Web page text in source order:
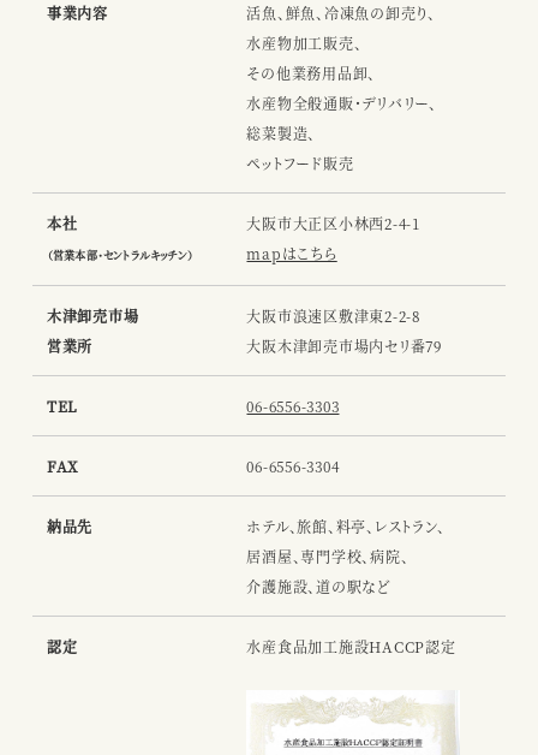
事業内容
活魚、鮮魚、冷凍魚の卸売り、
水産物加工販売、
その他業務用品卸、
水産物全般通販・デリバリー、
総菜製造、
ペットフード販売
本社
（営業本部・セントラルキッチン）
大阪市大正区小林西2-4-1
mapはこちら
木津卸売市場
営業所
大阪市浪速区敷津東2-2-8
大阪木津卸売市場内セリ番79
TEL 06-6556-3303
FAX 06-6556-3304
納品先
ホテル、旅館、料亭、レストラン、
居酒屋、専門学校、病院、
介護施設、道の駅など
認定 水産食品加工施設HACCP認定